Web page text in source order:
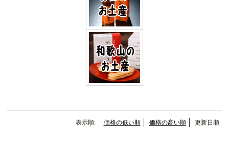
表示順: 価格の低い順 価格の高い順 更新日順